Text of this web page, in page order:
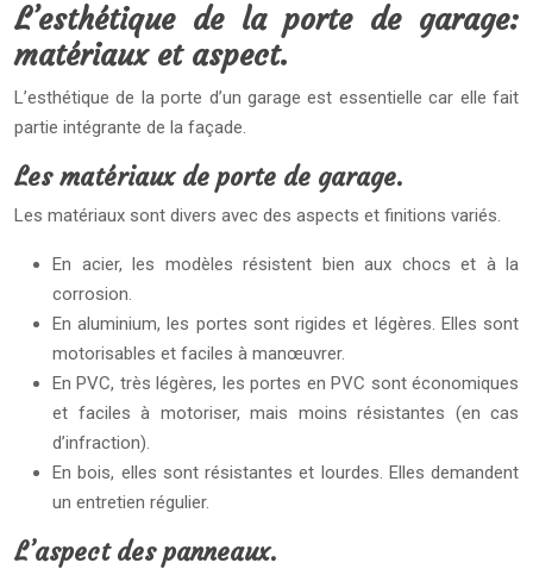
L’esthétique de la porte de garage:
matériaux et aspect.
L’esthétique de la porte d’un garage est essentielle car elle fait
partie intégrante de la façade.
Les matériaux de porte de garage.
Les matériaux sont divers avec des aspects et finitions variés.
En acier, les modèles résistent bien aux chocs et à la
corrosion.
En aluminium, les portes sont rigides et légères. Elles sont
motorisables et faciles à manœuvrer.
En PVC, très légères, les portes en PVC sont économiques
et faciles à motoriser, mais moins résistantes (en cas
d’infraction).
En bois, elles sont résistantes et lourdes. Elles demandent
un entretien régulier.
L’aspect des panneaux.